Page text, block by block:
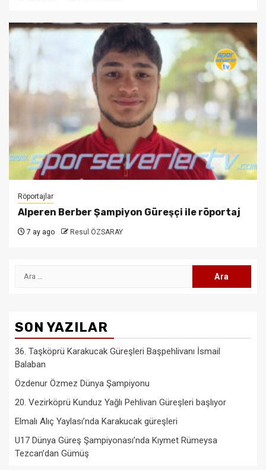
Röportajlar
Alperen Berber Şampiyon Güreşçi ile röportaj
7 ay ago Resul ÖZSARAY
Arama:
SON YAZILAR
36. Taşköprü Karakucak Güreşleri Başpehlivanı İsmail
Balaban
Özdenur Özmez Dünya Şampiyonu
20. Vezirköprü Kunduz Yağlı Pehlivan Güreşleri başlıyor
Elmalı Alıç Yaylası’nda Karakucak güreşleri
U17 Dünya Güreş Şampiyonası’nda Kıymet Rümeysa
Tezcan’dan Gümüş